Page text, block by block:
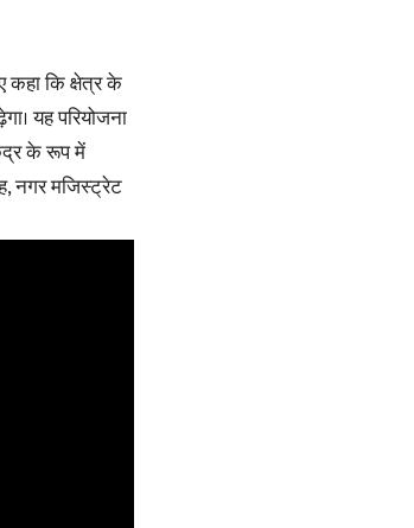
कहा कि क्षेत्र के
यह परियोजना
के रूप में
नगर मजिस्ट्रेट